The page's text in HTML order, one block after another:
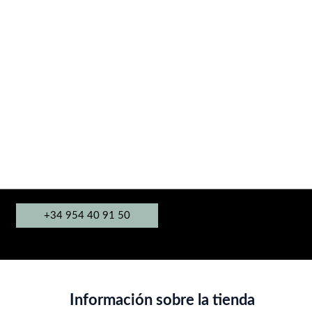
+34 954 40 91 50
Información sobre la tienda